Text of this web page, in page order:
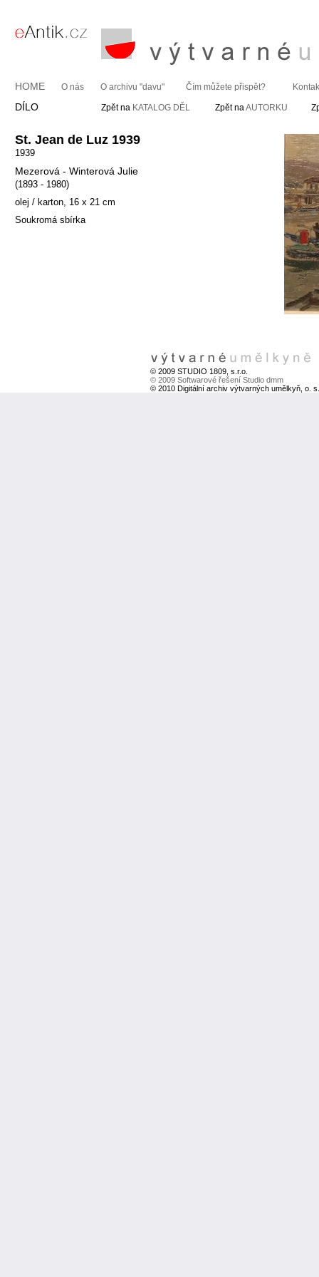
HOME O nás O archivu "davu" Čím můžete přispět?
DÍLO Zpět na KATALOG DĚL Zpět naAUTORKU
St. Jean de Luz 1939
1939
Mezerová - Winterová Julie
(1893 - 1980)
olej / karton, 16 x 21 cm
Soukromá sbírka
© 2009 STUDIO 1809, s.r.o.
© 2009 Softwarové řešení Studio dmm
© 2010 Digitální archiv výtvarných umělkyň, o. s.